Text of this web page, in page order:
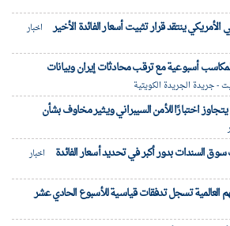
الأمريكي ينتقد قرار تثبيت أسعار الفائدة الأخير
اخبار
لمكاسب أسبوعية مع ترقب محادثات إيران وبيانات
- جريدة الجريدة الكويتية
اختبارًا للأمن السيبراني ويثير مخاوف بشأن
السندات بدور أكبر في تحديد أسعار الفائدة
اخبار
العالمية تسجل تدفقات قياسية للأسبوع الحادي عشر